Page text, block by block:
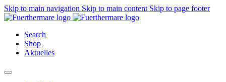
Skip to main navigation Skip to main content Skip to page footer
Search
Shop
Aktuelles